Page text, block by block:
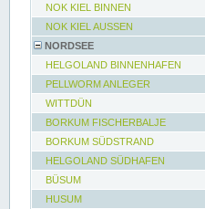
NOK KIEL BINNEN
NOK KIEL AUSSEN
NORDSEE
HELGOLAND BINNENHAFEN
PELLWORM ANLEGER
WITTDÜN
BORKUM FISCHERBALJE
BORKUM SÜDSTRAND
HELGOLAND SÜDHAFEN
BÜSUM
HUSUM